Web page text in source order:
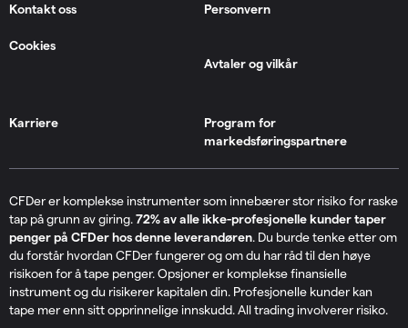
Kontakt oss Personvern
Cookies
Avtaler og vilkår
Karriere
Program for
markedsføringspartnere
CFDer er komplekse instrumenter som innebærer stor risiko for raske
tap på grunn av giring.72% av alle ikke-profesjonelle kunder taper
penger på CFDer hos denne leverandøren. Du burde tenke etter om
du forstår hvordan CFDer fungerer og om du har råd til den høye
risikoen for å tape penger. Opsjoner er komplekse finansielle
instrument og du risikerer kapitalen din. Profesjonelle kunder kan
tape mer enn sitt opprinnelige innskudd. All trading involverer risiko.